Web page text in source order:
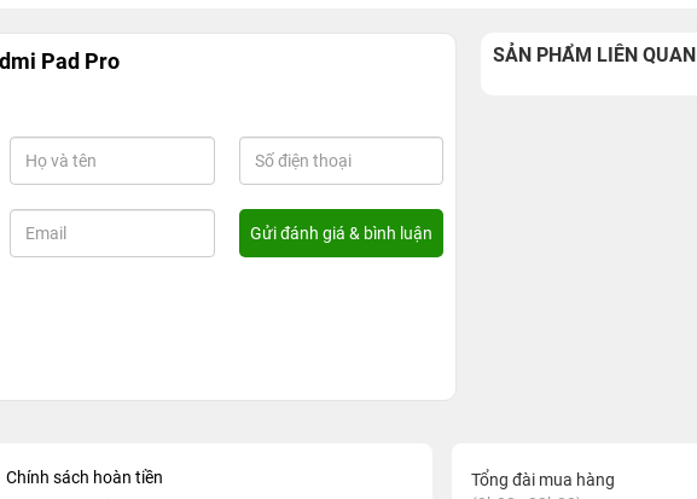
Pad Pro SẢN PHẨM LIÊN QUAN
Chính sách hoàn tiền
Tổng đài mua hàng